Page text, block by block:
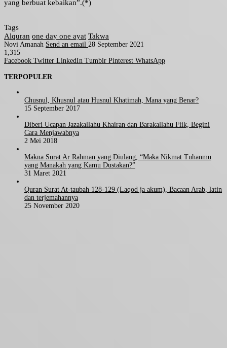
yang berbuat kebaikan”.(*)
Tags
Alquran one day one ayat Takwa
Novi Amanah Send an email 28 September 2021
1,315
Facebook Twitter LinkedIn Tumblr Pinterest WhatsApp
TERPOPULER
Chusnul, Khusnul atau Husnul Khatimah, Mana yang Benar?
15 September 2017
Diberi Ucapan Jazakallahu Khairan dan Barakallahu Fiik, Begini
Cara Menjawabnya
2 Mei 2018
Makna Surat Ar Rahman yang Diulang, “Maka Nikmat Tuhanmu
yang Manakah yang Kamu Dustakan?”
31 Maret 2021
Quran Surat At-taubah 128-129 (Laqod ja akum), Bacaan Arab, latin
dan terjemahannya
25 November 2020